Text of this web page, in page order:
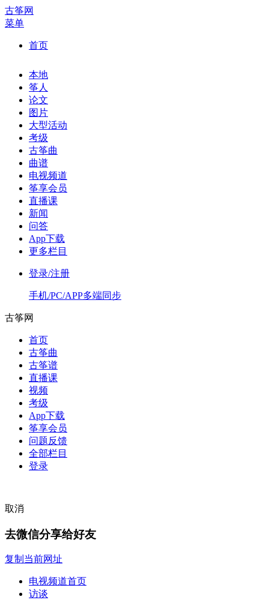
古筝网
菜单
首页
本地
筝人
论文
图片
大型活动
考级
古筝曲
曲谱
电视频道
筝享会员
直播课
新闻
问答
App下载
更多栏目
登录/注册
手机/PC/APP多端同步
古筝网
首页
古筝曲
古筝谱
直播课
视频
考级
App下载
筝享会员
问题反馈
全部栏目
登录
取消
去微信分享给好友
复制当前网址
电视频道首页
访谈